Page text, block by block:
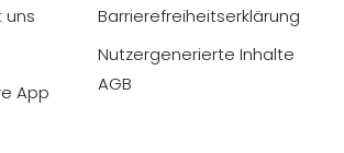
uns
App
Barrierefreiheitserklärung
Nutzergenerierte Inhalte
AGB